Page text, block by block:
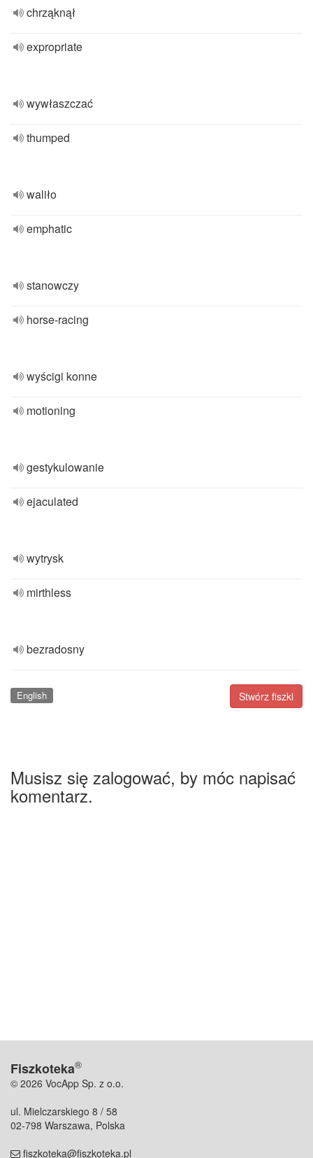
chrząknął
expropriate
wywłaszczać
thumped
waliło
emphatic
stanowczy
horse-racing
wyścigi konne
motioning
gestykulowanie
ejaculated
wytrysk
mirthless
bezradosny
Stwórz fiszki
English
Musisz się zalogować, by móc napisać
komentarz.
Fiszkoteka®
© 2026 VocApp Sp. z o.o.
ul. Mielczarskiego 8 / 58
02-798 Warszawa, Polska
fiszkoteka@fiszkoteka.pl